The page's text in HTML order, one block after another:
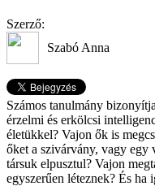
Szerző:
Szabó Anna
Számos tanulmány
érzelmi és erkölcsi
életükkel? Vajon ők is
őket a szivárvány, vagy egy
társuk elpusztul? Vajon
egyszerűen léteznek? És